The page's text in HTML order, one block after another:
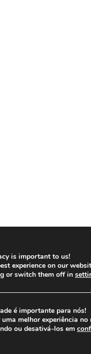
is important to us!
experience on our
or switch them off in
é importante para nós!
melhor experiência no
ou desativá-los em